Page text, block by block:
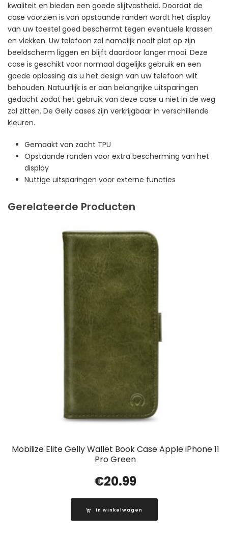
kwaliteit en bieden een goede slijtvastheid. Doordat de
case voorzien is van opstaande randen wordt het display
van uw toestel goed beschermt tegen eventuele krassen
en vlekken. Uw telefoon zal namelijk nooit plat op zijn
beeldscherm liggen en blijft daardoor langer mooi. Deze
case is geschikt voor normaal dagelijks gebruik en een
goede oplossing als u het design van uw telefoon wilt
behouden. Natuurlijk is er aan belangrijke uitsparingen
gedacht zodat het gebruik van deze case u niet in de weg
zal zitten. De Gelly cases zijn verkrijgbaar in verschillende
kleuren.
Gemaakt van zacht TPU
Opstaande randen voor extra bescherming van het
display
Nuttige uitsparingen voor externe functies
Gerelateerde Producten
Mobilize Elite Gelly Wallet Book Case Apple iPhone 11
Pro Green
€20.99
In winkelwagen